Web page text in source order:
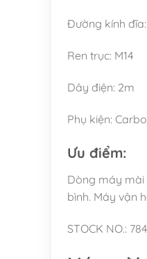
Đường kính
Ren trục: M14
Dây điện: 2m
Phụ kiện:
Ưu điểm:
Dòng máy mài
bình. Máy vận
STOCK NO.: